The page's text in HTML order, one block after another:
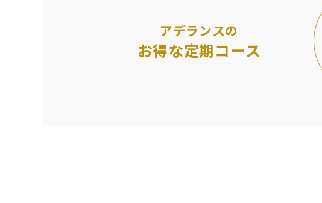
アデランスの
お得な定期コース